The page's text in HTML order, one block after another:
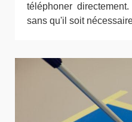
téléphoner
sans qu'il soit